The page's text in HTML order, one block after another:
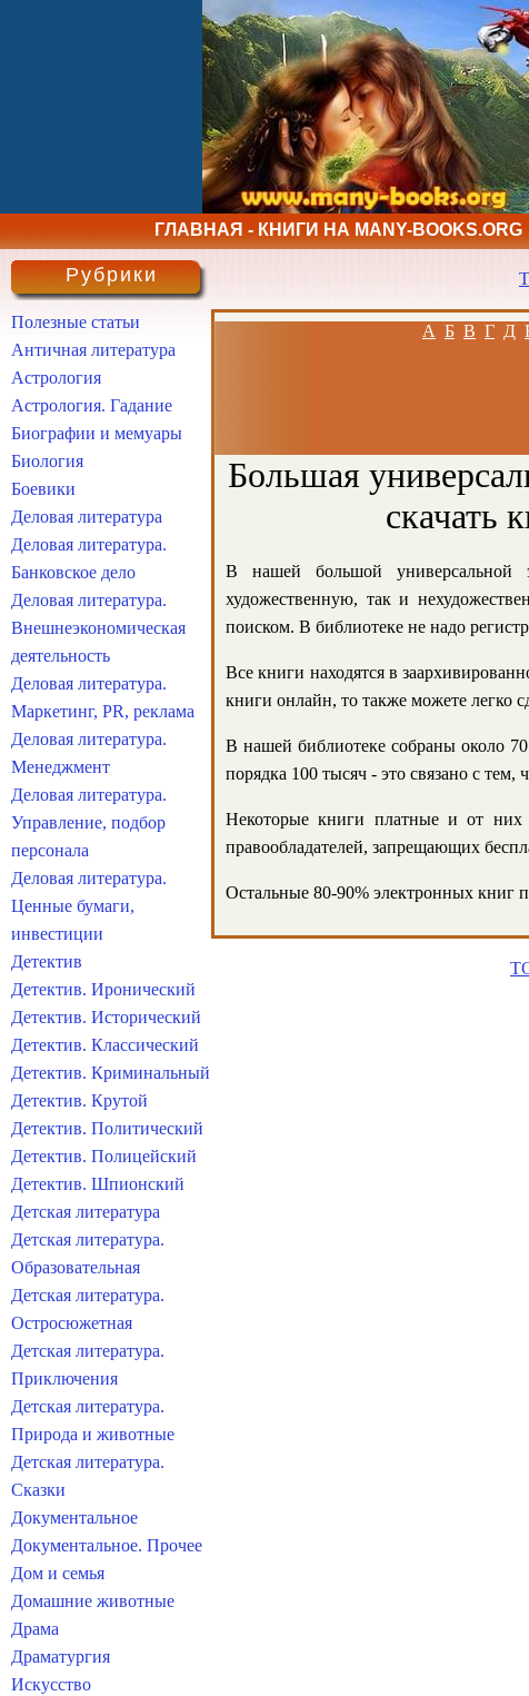
ГЛАВНАЯ - КНИГИ НА MANY-BOOKS.ORG
А Б В Г Д
Большая
скачать
В нашей большой универсальной
художественную, так и
поиском. В библиотеке не надо
Все книги находятся в
книги онлайн, то также можете легко
В нашей библиотеке собраны около
порядка 100 тысяч - это связано с
Некоторые книги платные и от них
правообладателей, запрещающих
Остальные 80-90% электронных книг
Рубрики
Полезные статьи
Античная литература
Астрология
Астрология. Гадание
Биографии и мемуары
Биология
Боевики
Деловая литература
Деловая литература.
Банковское дело
Деловая литература.
Внешнеэкономическая
деятельность
Деловая литература.
Маркетинг, PR, реклама
Деловая литература.
Менеджмент
Деловая литература.
Управление, подбор
персонала
Деловая литература.
Ценные бумаги,
инвестиции
Детектив
Детектив. Иронический
Детектив. Исторический
Детектив. Классический
Детектив. Криминальный
Детектив. Крутой
Детектив. Политический
Детектив. Полицейский
Детектив. Шпионский
Детская литература
Детская литература.
Образовательная
Детская литература.
Остросюжетная
Детская литература.
Приключения
Детская литература.
Природа и животные
Детская литература.
Сказки
Документальное
Документальное. Прочее
Дом и семья
Домашние животные
Драма
Драматургия
Искусство